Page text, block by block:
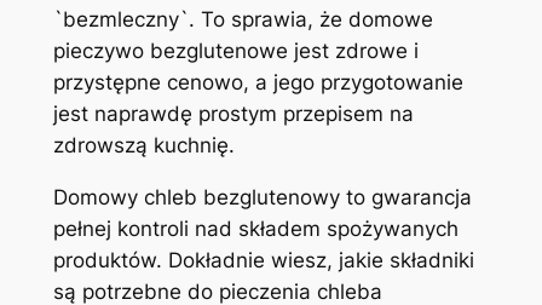
`bezmleczny`. To sprawia, że domowe
pieczywo bezglutenowe jest zdrowe i
przystępne cenowo, a jego przygotowanie
jest naprawdę prostym przepisem na
zdrowszą kuchnię.
Domowy chleb bezglutenowy to gwarancja
pełnej kontroli nad składem spożywanych
produktów. Dokładnie wiesz, jakie składniki
są potrzebne do pieczenia chleba